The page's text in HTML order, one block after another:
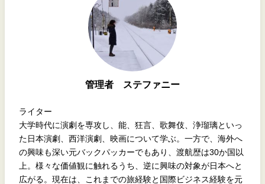
管理者 ステファニー
ライター
大学時代に演劇を専攻し、能、狂言、歌舞伎、浄瑠璃といっ
た日本演劇、西洋演劇、映画について学ぶ。一方で、海外へ
の興味も深い元バックパッカーでもあり、渡航歴は30か国以
上。様々な価値観に触れるうち、逆に興味の対象が日本へと
広がる。現在は、これまでの旅経験と国際ビジネス経験を元